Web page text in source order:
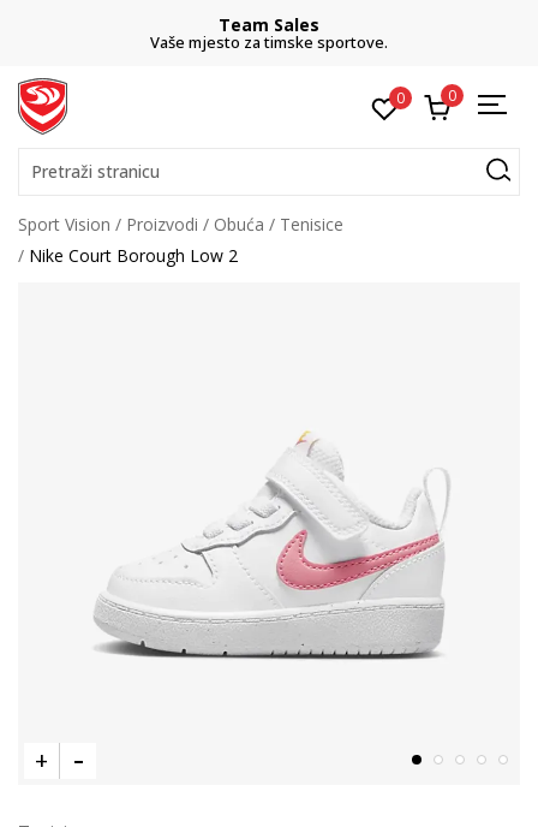
Team Sales
Vaše mjesto za timske sportove.
0 0
Pretraži stranicu
Sport Vision Proizvodi Obuća
Tenisice
Nike Court Borough Low 2